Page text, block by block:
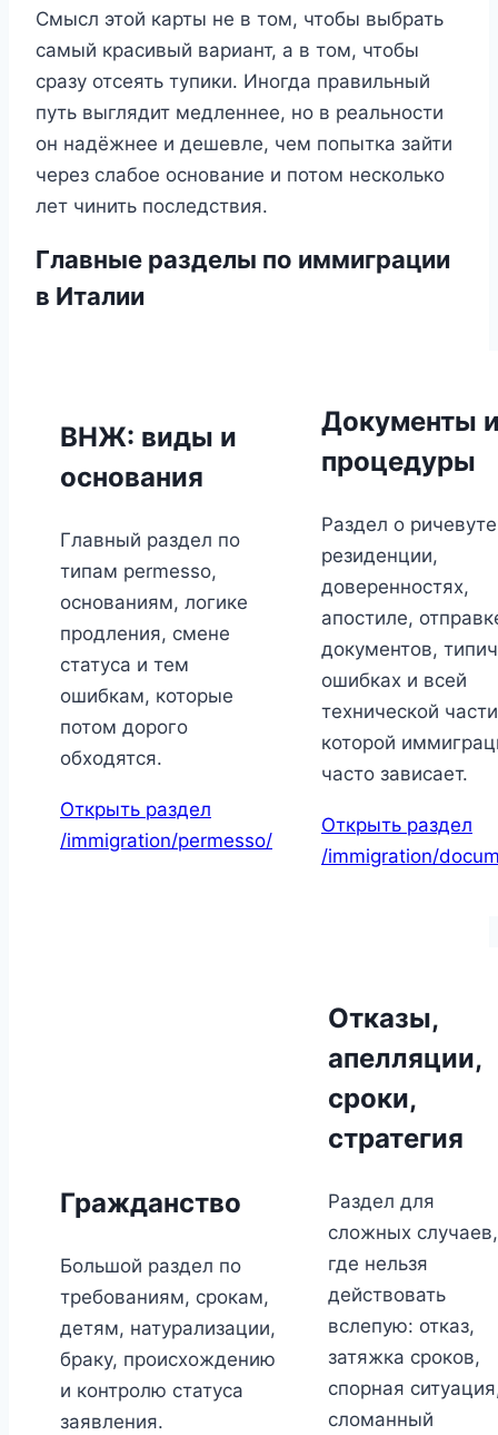
Смысл этой карты не в том, чтобы выбрать
самый красивый вариант, а в том, чтобы
сразу отсеять тупики. Иногда правильный
путь выглядит медленнее, но в реальности
он надёжнее и дешевле, чем попытка зайти
через слабое основание и потом несколько
лет чинить последствия.
Главные разделы по иммиграции
в Италии
ВНЖ: виды и
основания
Главный раздел по
типам permesso,
основаниям, логике
продления, смене
статуса и тем
ошибкам, которые
потом дорого
обходятся.
Открыть раздел
/immigration/permesso/
Документы
процедуры
Раздел о
резиденции,
доверенностях,
апостиле,
документов,
ошибках и всей
технической
которой
часто зависает.
Открыть раздел
/immigration/
Гражданство
Большой раздел по
требованиям, срокам,
детям, натурализации,
браку, происхождению
и контролю статуса
заявления.
Отказы,
апелляции,
сроки,
стратегия
Раздел для
сложных случаев,
где нельзя
действовать
вслепую: отказ,
затяжка сроков,
спорная
сломанный